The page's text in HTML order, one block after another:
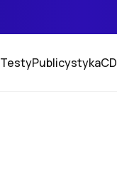
TestyPublicystyka